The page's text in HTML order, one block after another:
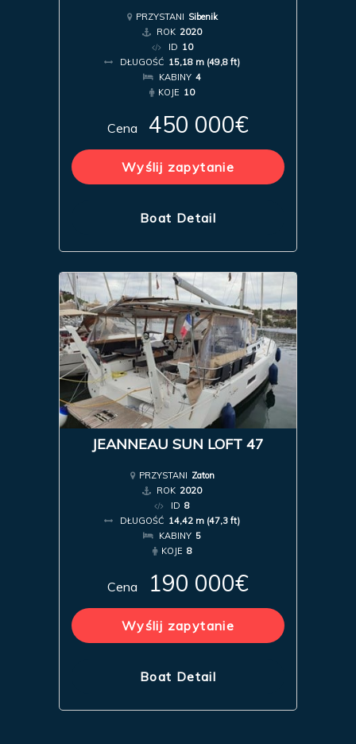
PRZYSTANI Sibenik
ROK 2020
ID 10
DŁUGOŚĆ 15,18 m (49,8 ft)
KABINY 4
KOJE 10
Cena 450 000€
Wyślij zapytanie
Boat Detail
JEANNEAU SUN LOFT 47
PRZYSTANI Zaton
ROK 2020
ID 8
DŁUGOŚĆ 14,42 m (47,3 ft)
KABINY 5
KOJE 8
Cena 190 000€
Wyślij zapytanie
Boat Detail